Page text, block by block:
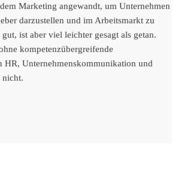
Marketing angewandt, um Unternehmen
darzustellen und im Arbeitsmarkt zu
ist aber viel leichter gesagt als getan.
kompetenzübergreifende
HR, Unternehmenskommunikation und
nicht.